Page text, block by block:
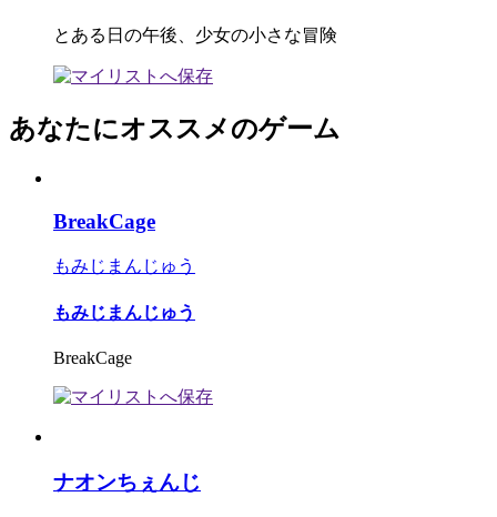
とある日の午後、少女の小さな冒険
あなたにオススメのゲーム
BreakCage
もみじまんじゅう
もみじまんじゅう
BreakCage
ナオンちぇんじ